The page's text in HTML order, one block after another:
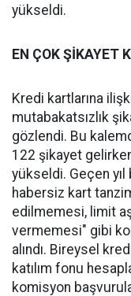
yükseldi.
EN ÇOK ŞİKAYET
Kredi kartlarına
mutabakatsızlık
gözlendi. Bu
122 şikayet
yükseldi. Geçen
habersiz kart
edilmemesi, limit
vermemesi" gibi
alındı. Bireysel
katılım fonu
komisyon